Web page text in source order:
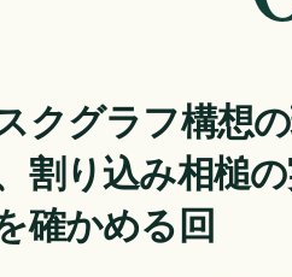
クグラフ構想
割り込み相槌
確かめる回